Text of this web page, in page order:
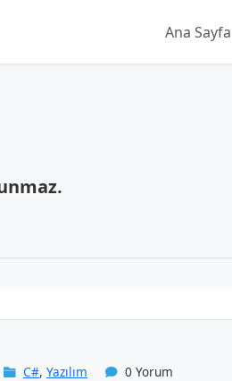
Ana Sayfa
C#, Yazılım 0 Yorum